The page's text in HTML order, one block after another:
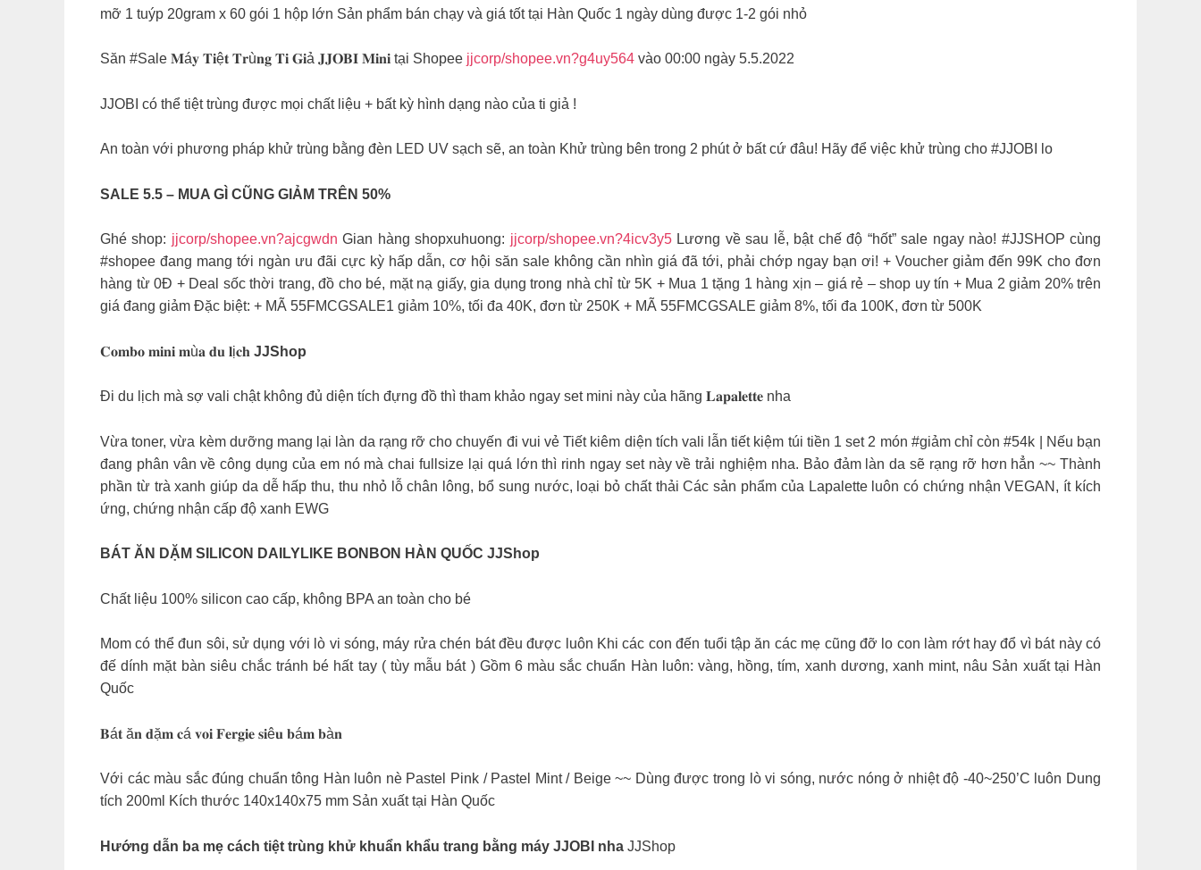
mỡ 1 tuýp 20gram x 60 gói 1 hộp lớn Sản phẩm bán chạy và giá tốt tại Hàn Quốc 1 ngày dùng được 1-2 gói nhỏ
Săn #Sale 𝐌á𝐲 𝐓𝐢ệ𝐭 𝐓𝐫ù𝐧𝐠 𝐓𝐢 𝐆𝐢ả 𝐉𝐉𝐎𝐁𝐈 𝐌𝐢𝐧𝐢 tại Shopee jjcorp/shopee.vn?g4uy564 vào 00:00 ngày 5.5.2022
JJOBI có thể tiệt trùng được mọi chất liệu + bất kỳ hình dạng nào của ti giả !
An toàn với phương pháp khử trùng bằng đèn LED UV sạch sẽ, an toàn Khử trùng bên trong 2 phút ở bất cứ đâu! Hãy để việc khử trùng cho #JJOBI lo
SALE 5.5 – MUA GÌ CŨNG GIẢM TRÊN 50%
Ghé shop: jjcorp/shopee.vn?ajcgwdn Gian hàng shopxuhuong: jjcorp/shopee.vn?4icv3y5Lương về sau lễ, bật chế độ “hốt” sale ngay nào! #JJSHOP cùng
#shopee đang mang tới ngàn ưu đãi cực kỳ hấp dẫn, cơ hội săn sale không cần nhìn giá đã tới, phải chớp ngay bạn ơi! + Voucher giảm đến 99K cho đơn
hàng từ 0Đ + Deal sốc thời trang, đồ cho bé, mặt nạ giấy, gia dụng trong nhà chỉ từ 5K + Mua 1 tặng 1 hàng xịn – giá rẻ – shop uy tín + Mua 2 giảm 20% trên
giá đang giảm Đặc biệt: + MÃ 55FMCGSALE1 giảm 10%, tối đa 40K, đơn từ 250K + MÃ 55FMCGSALE giảm 8%, tối đa 100K, đơn từ 500K
𝐂𝐨𝐦𝐛𝐨 𝐦𝐢𝐧𝐢 𝐦ù𝐚 𝐝𝐮 𝐥ị𝐜𝐡 JJShop
Đi du lịch mà sợ vali chật không đủ diện tích đựng đồ thì tham khảo ngay set mini này của hãng 𝐋𝐚𝐩𝐚𝐥𝐞𝐭𝐭𝐞 nha
Vừa toner, vừa kèm dưỡng mang lại làn da rạng rỡ cho chuyến đi vui vẻ Tiết kiêm diện tích vali lẫn tiết kiệm túi tiền 1 set 2 món #giảm chỉ còn #54k | Nếu bạn
đang phân vân về công dụng của em nó mà chai fullsize lại quá lớn thì rinh ngay set này về trải nghiệm nha. Bảo đảm làn da sẽ rạng rỡ hơn hẳn ~~ Thành
phần từ trà xanh giúp da dễ hấp thu, thu nhỏ lỗ chân lông, bổ sung nước, loại bỏ chất thải Các sản phẩm của Lapalette luôn có chứng nhận VEGAN, ít kích
ứng, chứng nhận cấp độ xanh EWG
BÁT ĂN DẶM SILICON DAILYLIKE BONBON HÀN QUỐC JJShop
Chất liệu 100% silicon cao cấp, không BPA an toàn cho bé
Mom có thể đun sôi, sử dụng với lò vi sóng, máy rửa chén bát đều được luôn Khi các con đến tuổi tập ăn các mẹ cũng đỡ lo con làm rớt hay đổ vì bát này có
đế dính mặt bàn siêu chắc tránh bé hất tay ( tùy mẫu bát ) Gồm 6 màu sắc chuẩn Hàn luôn: vàng, hồng, tím, xanh dương, xanh mint, nâu Sản xuất tại Hàn
Quốc
𝐁á𝐭 ă𝐧 𝐝ặ𝐦 𝐜á 𝐯𝐨𝐢 𝐅𝐞𝐫𝐠𝐢𝐞 𝐬𝐢ê𝐮 𝐛á𝐦 𝐛à𝐧
Với các màu sắc đúng chuẩn tông Hàn luôn nè Pastel Pink / Pastel Mint / Beige ~~ Dùng được trong lò vi sóng, nước nóng ở nhiệt độ -40~250’C luôn Dung
tích 200ml Kích thước 140x140x75 mm Sản xuất tại Hàn Quốc
Hướng dẫn ba mẹ cách tiệt trùng khử khuẩn khẩu trang bằng máy JJOBI nha JJShop